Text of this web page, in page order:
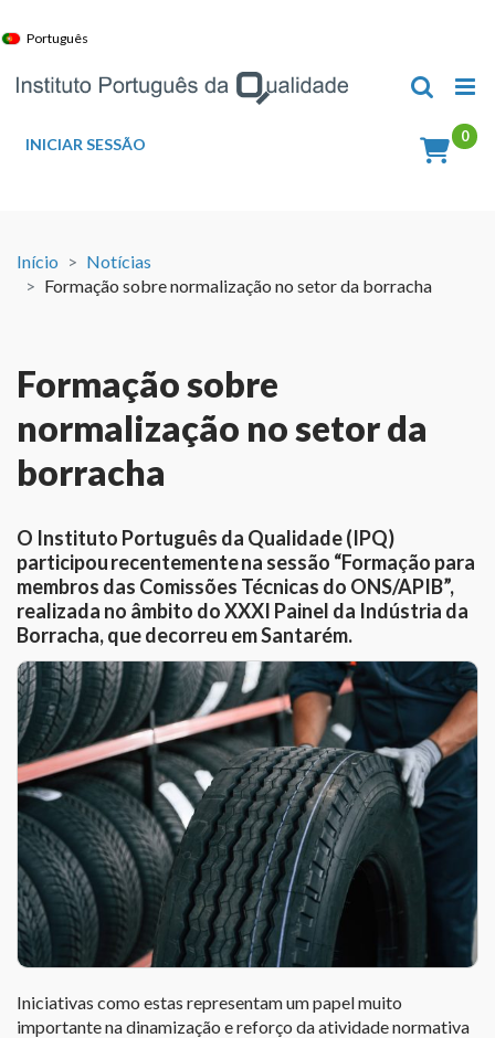
to
Português
INICIAR SESSÃO
Início
Notícias
Formação sobre normalização no setor da borracha
Formação sobre
normalização no setor da
borracha
O Instituto Português da Qualidade (IPQ)
participou recentemente na sessão “Formação para
membros das Comissões Técnicas do ONS/APIB”,
realizada no âmbito do XXXI Painel da Indústria da
Borracha, que decorreu em Santarém.
Iniciativas como estas representam um papel muito
importante na dinamização e reforço da atividade normativa